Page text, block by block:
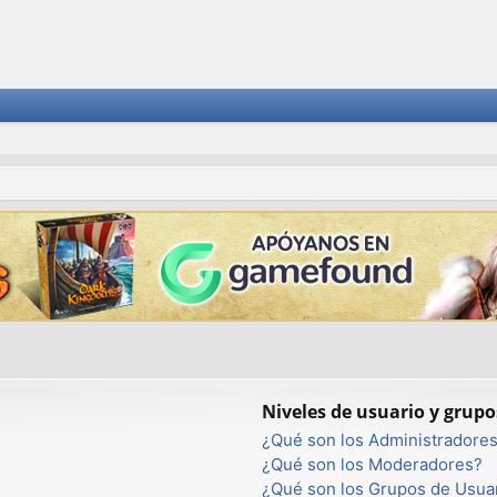
Niveles de usuario y
¿Qué son los
¿Qué son los Moderadores?
¿Qué son los Grupos de